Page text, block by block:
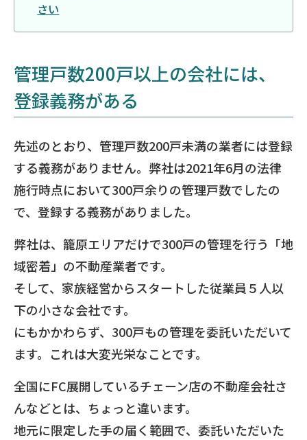
さい
管理戸数200戸以上の会社には、
登録義務がある
先述のとおり、管理戸数200戸未満の業者には登録
する義務がありません。弊社は2021年6月の法律
施行時点において300戸余りの管理戸数でしたの
で、登録する義務がありました。
弊社は、籠原エリアだけで300戸の管理を行う「地
域密着」の不動産業者です。
そして、家族経営からスタートした従業員５人以
下の小さな会社です。
にもかかわらず、300戸もの管理を委託いただいて
ます。これは大変光栄なことです。
全国にFC展開しているチェーン店の不動産会社さ
んなどとは、ちょっと違います。
地元に限定した手の届く範囲で、委託いただいた